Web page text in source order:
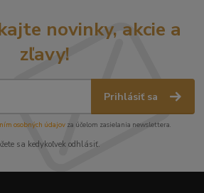
novinky, akcie a
zľavy!
Prihlásiť sa
osobných údajov za účelom zasielania newslettera.
sa kedykoľvek odhlásiť.